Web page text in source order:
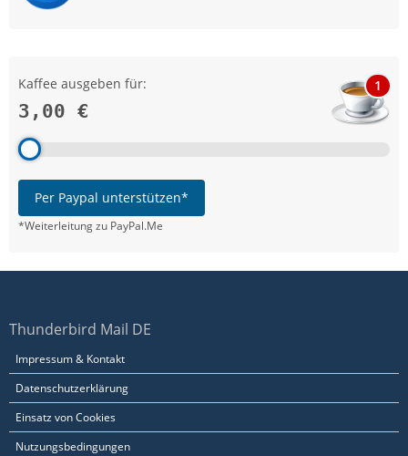
Kaffee ausgeben für:
3,00 €
1
Per Paypal unterstützen*
*Weiterleitung zu PayPal.Me
Thunderbird Mail DE
Impressum & Kontakt
Datenschutzerklärung
Einsatz von Cookies
Nutzungsbedingungen